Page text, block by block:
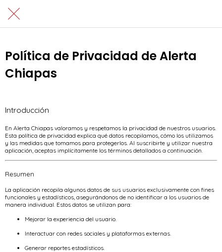
Política de Privacidad de Alerta
Chiapas
Introducción
En Alerta Chiapas valoramos y respetamos la privacidad de nuestros usuarios.
Esta política de privacidad explica qué datos recopilamos, cómo los utilizamos
y las medidas que tomamos para protegerlos. Al suscribirte y utilizar nuestra
aplicación, aceptas implícitamente los términos detallados a continuación.
Resumen
La aplicación recopila algunos datos de sus usuarios exclusivamente con fines
funcionales y estadísticos, asegurándonos de no identificar a los usuarios de
manera individual. Estos datos se utilizan para:
Mejorar la experiencia del usuario.
Interactuar con redes sociales y plataformas externas.
Generar reportes estadísticos.